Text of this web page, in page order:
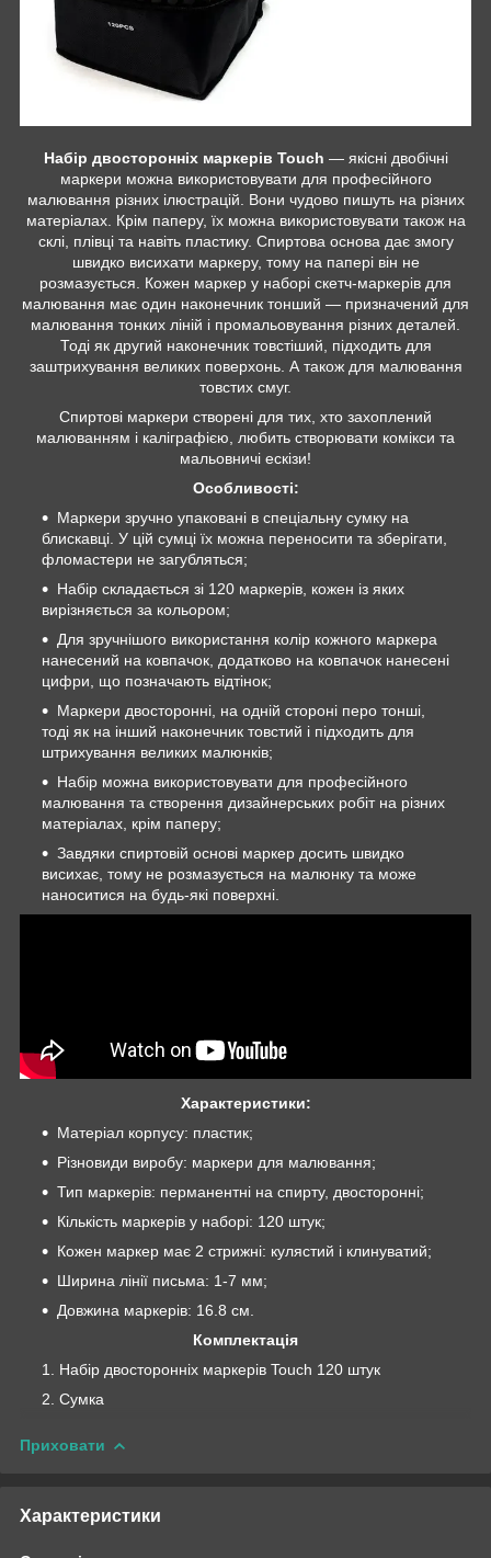
Набір двосторонніх маркерів Touch — якісні двобічні
маркери можна використовувати для професійного
малювання різних ілюстрацій. Вони чудово пишуть на різних
матеріалах. Крім паперу, їх можна використовувати також на
склі, плівці та навіть пластику. Спиртова основа дає змогу
швидко висихати маркеру, тому на папері він не
розмазується. Кожен маркер у наборі скетч-маркерів для
малювання має один наконечник тонший — призначений для
малювання тонких ліній і промальовування різних деталей.
Тоді як другий наконечник товстіший, підходить для
заштрихування великих поверхонь. А також для малювання
товстих смуг.
Спиртові маркери створені для тих, хто захоплений
малюванням і каліграфією, любить створювати комікси та
мальовничі ескізи!
Особливості:
Маркери зручно упаковані в спеціальну сумку на
блискавці. У цій сумці їх можна переносити та зберігати,
фломастери не загубляться;
Набір складається зі 120 маркерів, кожен із яких
вирізняється за кольором;
Для зручнішого використання колір кожного маркера
нанесений на ковпачок, додатково на ковпачок нанесені
цифри, що позначають відтінок;
Маркери двосторонні, на одній стороні перо тонші,
тоді як на інший наконечник товстий і підходить для
штрихування великих малюнків;
Набір можна використовувати для професійного
малювання та створення дизайнерських робіт на різних
матеріалах, крім паперу;
Завдяки спиртовій основі маркер досить швидко
висихає, тому не розмазується на малюнку та може
наноситися на будь-які поверхні.
Характеристики:
Матеріал корпусу: пластик;
Різновиди виробу: маркери для малювання;
Тип маркерів: перманентні на спирту, двосторонні;
Кількість маркерів у наборі: 120 штук;
Кожен маркер має 2 стрижні: кулястий і клинуватий;
Ширина лінії письма: 1-7 мм;
Довжина маркерів: 16.8 см.
Комплектація
Набір двосторонніх маркерів Touch 120 штук
Сумка
Приховати
Характеристики